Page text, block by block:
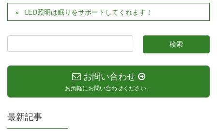
LED照明は眠りをサポートしてくれます！
お問い合わせ
お気軽にお問い合わせください。
最新記事